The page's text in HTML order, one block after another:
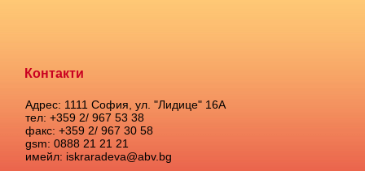
Контакти
Адрес: 1111 София, ул. "Лидице" 16А
тел: +359 2/ 967 53 38
факс: +359 2/ 967 30 58
gsm: 0888 21 21 21
имейл: iskraradeva@abv.bg